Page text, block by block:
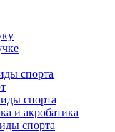
спорта
спорта
и акробатика
спорта